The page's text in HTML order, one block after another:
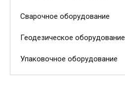
Сварочное оборудование
Геодезическое оборудование
Упаковочное оборудование